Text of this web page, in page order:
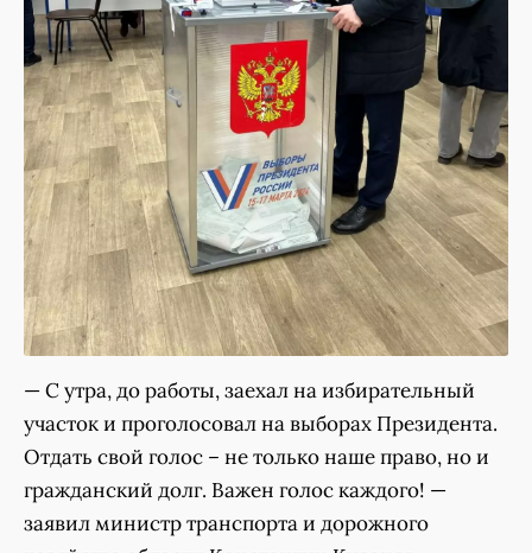
— С утра, до работы, заехал на избирательный
участок и проголосовал на выборах Президента.
Отдать свой голос – не только наше право, но и
гражданский долг. Важен голос каждого! —
заявил министр транспорта и дорожного